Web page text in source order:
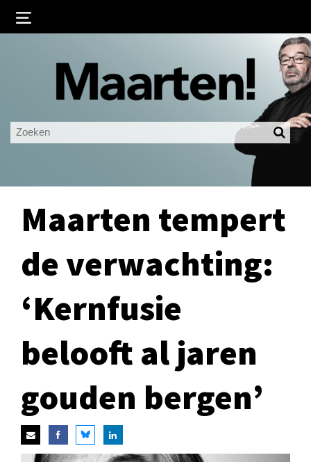
Ingelogd blijven
LOGIN
Maarten tempert
de verwachting:
‘Kernfusie
belooft al jaren
gouden bergen’